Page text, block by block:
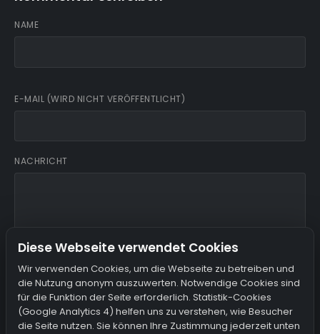
NAME
E-MAIL (WIRD NICHT VERÖFFENTLICHT)
NACHRICHT
Ich bin damit einverstanden, dass mein Name, meine E-Mail
und meine IP gespeichert werden.
Diese Webseite verwendet Cookies
Wir verwenden Cookies, um die Webseite zu betreiben und
die Nutzung anonym auszuwerten. Notwendige Cookies sind
für die Funktion der Seite erforderlich. Statistik-Cookies
(Google Analytics 4) helfen uns zu verstehen, wie Besucher
die Seite nutzen. Sie können Ihre Zustimmung jederzeit unten